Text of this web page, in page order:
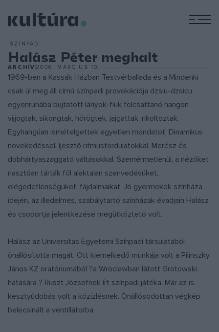
SZÍNPAD
Halász Péter meghalt
ARCHÍV2006. MÁRCIUS 10.
1969-ben a Kassák Házban Testvérballada és a Mindenki
csak ül meg áll című színpadi provokációja dzsiu-dzsicu
egyenruhába bujtatott lányok-fiuk fölcsattanó hangon
vijjogtak, sikongtak, hörögtek, jajgattak, rikoltoztak.
Egyhangúan ismételgettek egyetlen mondatot, Dinamikus
növekedéssel. Ijesztő ritmusfordulatokkal. Merész és
dobhártyaszaggató váltásokkal. Szemérmetlenül, a nézőket
riasztóan tárták föl alaktalan szenvedésüket,
elégedetlenségüket, fájdalmaikat. Jó gyermekek színháza
idején, az illedelmes, szabálytartó színházak évadjain Halász
és csoportja jelentkezése megütköztető volt.
Halász az Universitas Egyetemi Színpadi társulatából
önállósította magát. Ott kiemelkedő munkája volt a Pilinszky
János KZ oratóriumából ?a Wroclawban látott Grotowski
hatására ? Ruszt Józsefnek írt színpadi játéka. Már az is
kesztyűdobás volt a közízlésnek. Önállósodottan végkép
belecsinált a ventillátorba.